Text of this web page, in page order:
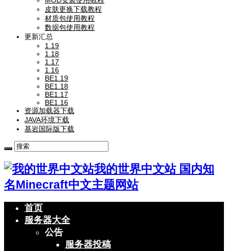
皮肤更换下载教程
材质包使用教程
数据包使用教程
更新汇总
1.19
1.18
1.17
1.16
BE1.19
BE1.18
BE1.17
BE1.16
资源加载器下载
JAVA环境下载
基岩国际版下载
我的世界中文站 国内知
名Minecraft中文主题网站
首页
服务器大全
公告
服务器投稿